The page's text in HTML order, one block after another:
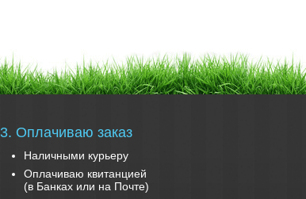
3. Оплачиваю заказ
Наличными курьеру
Оплачиваю квитанцией
(в Банках или на Почте)